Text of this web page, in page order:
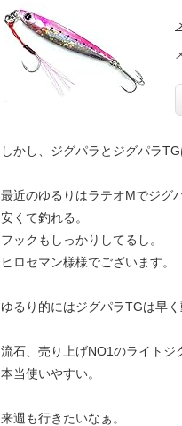
しかし、ジグパラとジグパラ
最近のゆるりはラテオMでジグ
安くて釣れる。
フックもしっかりしてるし。
ヒロセマン様様でございます。
ゆるり的にはジグパラTGは早
流石、売り上げNO1のライトジ
本当使いやすい。
来週も行きたいなぁ。